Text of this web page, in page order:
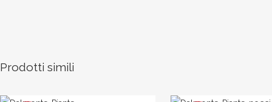
Prodotti simili